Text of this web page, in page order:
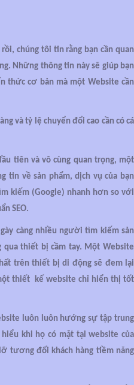
chúng tôi tin rằng bạn cần quan
Những thông tin này sẽ giúp bạn
thức cơ bản mà một Website cần
và tỷ lệ chuyển đổi cao cần có cá
tiên và vô cùng quan trọng, một
tin về sản phẩm, dịch vụ của bạn
kiếm (Google) nhanh hơn so với
SEO.
càng nhiều người tìm kiếm sản
qua thiết bị cầm tay. Một Website
trên thiết bị di động sẽ đem lại
thiết kế website chỉ hiển thị tốt
luôn luôn hướng sự tập trung
khi họ có mặt tại website của
tương đối khách hàng tiềm năng